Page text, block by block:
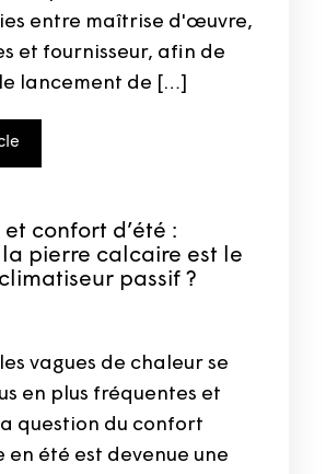
entre maîtrise d'œuvre,
et fournisseur, afin de
lancement de […]
confort d’été :
la pierre calcaire est le
passif ?
vagues de chaleur se
en plus fréquentes et
question du confort
en été est devenue une